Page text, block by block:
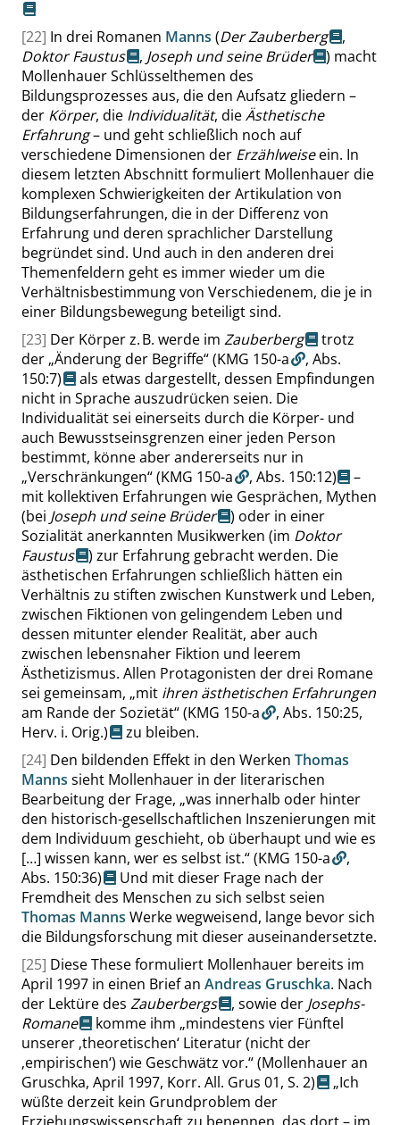
[22] In drei Romanen Manns (Der Zauberberg
,
Doktor Faustus
, Joseph und seine Brüder
) macht
Mollenhauer Schlüsselthemen des
Bildungsprozesses aus, die den Aufsatz gliedern –
der Körper, die Individualität, dieÄsthetische
Erfahrung– und geht schließlich noch auf
verschiedene Dimensionen der Erzählweiseein. In
diesem letzten Abschnitt formuliert Mollenhauer die
komplexen Schwierigkeiten der Artikulation von
Bildungserfahrungen, die in der Differenz von
Erfahrung und deren sprachlicher Darstellung
begründet sind. Und auch in den anderen drei
Themenfeldern geht es immer wieder um die
Verhältnisbestimmung von Verschiedenem, die je in
einer Bildungsbewegung beteiligt sind.
[23] Der Körper z. B. werde im Zauberberg
trotz
der „Änderung der Begriffe“(KMG 150-a , Abs.
150:7)
als etwas dargestellt, dessen Empfindungen
nicht in Sprache auszudrücken seien. Die
Individualität sei einerseits durch die Körper- und
auch Bewusstseinsgrenzen einer jeden Person
bestimmt, könne aber andererseits nur in
„Verschränkungen“(KMG 150-a , Abs. 150:12)
–
mit kollektiven Erfahrungen wie Gesprächen, Mythen
(bei Joseph und seine Brüder
) oder in einer
Sozialität anerkannten Musikwerken (im Doktor
Faustus
) zur Erfahrung gebracht werden. Die
ästhetischen Erfahrungen schließlich hätten ein
Verhältnis zu stiften zwischen Kunstwerk und Leben,
zwischen Fiktionen von gelingendem Leben und
dessen mitunter elender Realität, aber auch
zwischen lebensnaher Fiktion und leerem
Ästhetizismus. Allen Protagonisten der drei Romane
sei gemeinsam, „mit ihren ästhetischen Erfahrungen
am Rande der Sozietät“(KMG 150-a , Abs. 150:25,
Herv. i. Orig.)
zu bleiben.
[24] Den bildenden Effekt in den Werken Thomas
Manns sieht Mollenhauer in der literarischen
Bearbeitung der Frage, „was innerhalb oder hinter
den historisch-gesellschaftlichen Inszenierungen mit
dem Individuum geschieht, ob überhaupt und wie es
[…] wissen kann, wer es selbst ist.“(KMG 150-a
,
Abs. 150:36)
Und mit dieser Frage nach der
Fremdheit des Menschen zu sich selbst seien
Thomas Manns Werke wegweisend, lange bevor sich
die Bildungsforschung mit dieser auseinandersetzte.
[25] Diese These formuliert Mollenhauer bereits im
April 1997 in einen Brief an Andreas Gruschka. Nach
der Lektüre des Zauberbergs , sowie der Josephs-
Romane
komme ihm „mindestens vier Fünftel
unserer ‚theoretischen‘ Literatur (nicht der
‚empirischen‘) wie Geschwätz vor.“(Mollenhauer an
Gruschka, April 1997, Korr. All. Grus 01, S. 2) „Ich
wüßte derzeit kein Grundproblem der